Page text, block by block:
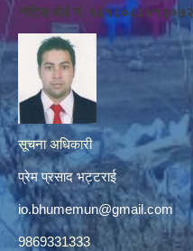
नोटिस बोर्ड नं. १६१८०८८४१३०७२
सूचना अधिकारी
प्रेम प्रसाद भट्टराई
io.bhumemun@gmail.com
9869331333